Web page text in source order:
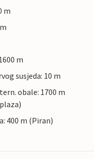
m
m
susjeda: 10 m
obale: 1700 m
400 m (Piran)